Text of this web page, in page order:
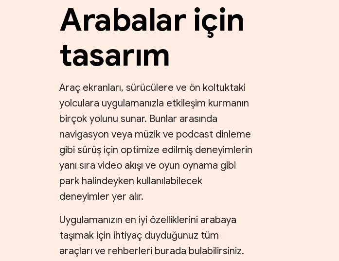
Arabalar için
tasarım
Araç ekranları, sürücülere ve ön koltuktaki
yolculara uygulamanızla etkileşim kurmanın
birçok yolunu sunar. Bunlar arasında
navigasyon veya müzik ve podcast dinleme
gibi sürüş için optimize edilmiş deneyimlerin
yanı sıra video akışı ve oyun oynama gibi
park halindeyken kullanılabilecek
deneyimler yer alır.
Uygulamanızın en iyi özelliklerini arabaya
taşımak için ihtiyaç duyduğunuz tüm
araçları ve rehberleri burada bulabilirsiniz.